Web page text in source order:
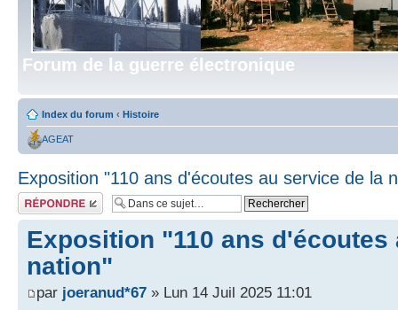
Forum de la guerre électronique
Index du forum ‹ Histoire
AGEAT
Exposition "110 ans d'écoutes au service de la
Répondre
Exposition "110 ans d'écoutes
nation"
par joeranud*67 » Lun 14 Juil 2025 11:01